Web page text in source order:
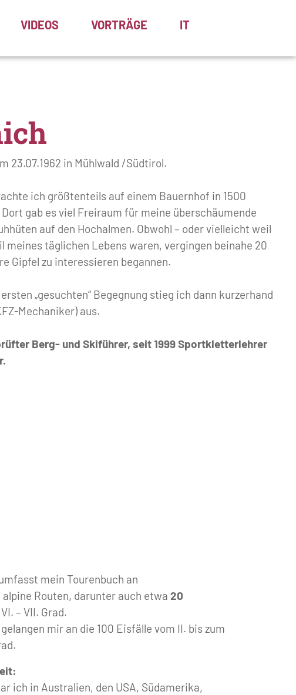
VIDEOS VORTRÄGE IT
23.07.1962 in Mühlwald /Südtirol.
ich größtenteils auf einem Bauernhof in 1500
gab es viel Freiraum für meine überschäumende
auf den Hochalmen. Obwohl – oder vielleicht weil
meines täglichen Lebens waren, vergingen beinahe 20
Gipfel zu interessieren begannen.
„gesuchten“ Begegnung stieg ich dann kurzerhand
Mechaniker) aus.
Berg- und Skiführer, seit 1999 Sportkletterlehrer
mein Tourenbuch an
Routen, darunter auch etwa 20
– VII. Grad.
gelangen mir an die 100 Eisfälle vom II. bis zum
ich in Australien, den USA, Südamerika,